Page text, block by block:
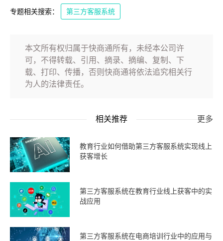
专题相关搜索： 第三方客服系统
本文所有权归属于快商通所有，未经本公司许
可，不得转载、引用、摘录、摘编、复制、下
载、打印、传播，否则快商通将依法追究相关行
为人的法律责任。
相关推荐 更多
教育行业如何借助第三方客服系统实现线上
获客增长
第三方客服系统在教育行业线上获客中的实
战应用
第三方客服系统在电商培训行业中的应用与